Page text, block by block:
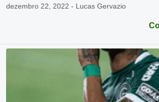
dezembro 22, 2022 - Lucas Gervazio